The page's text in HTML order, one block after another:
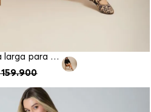
Blusa manga larga para mujer
159.900